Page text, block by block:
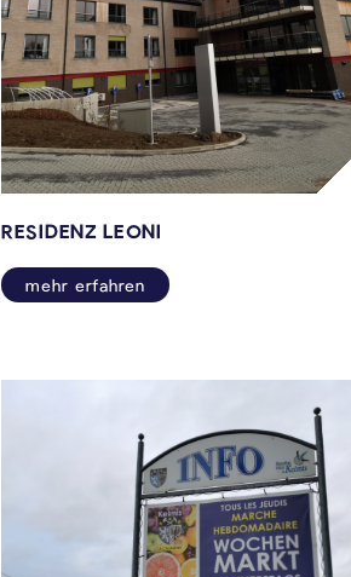
RESIDENZ LEONI
mehr erfahren